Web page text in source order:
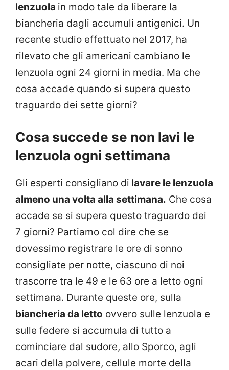
lenzuola in modo tale da liberare la
biancheria dagli accumuli antigenici. Un
recente studio effettuato nel 2017, ha
rilevato che gli americani cambiano le
lenzuola ogni 24 giorni in media. Ma che
cosa accade quando si supera questo
traguardo dei sette giorni?
Cosa succede se non lavi le
lenzuola ogni settimana
Gli esperti consigliano di lavare le lenzuola
almeno una volta alla settimana. Che cosa
accade se si supera questo traguardo dei
7 giorni? Partiamo col dire che se
dovessimo registrare le ore di sonno
consigliate per notte, ciascuno di noi
trascorre tra le 49 e le 63 ore a letto ogni
settimana. Durante queste ore, sulla
biancheria da letto ovvero sulle lenzuola e
sulle federe si accumula di tutto a
cominciare dal sudore, allo Sporco, agli
acari della polvere, cellule morte della